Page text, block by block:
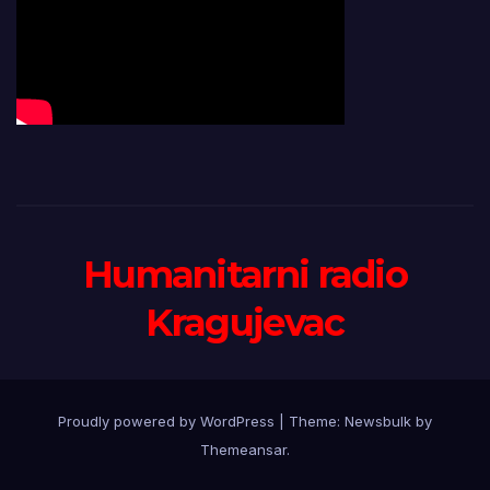
Humanitarni radio
Kragujevac
Proudly powered by WordPress Theme: Newsbulk by
Themeansar.